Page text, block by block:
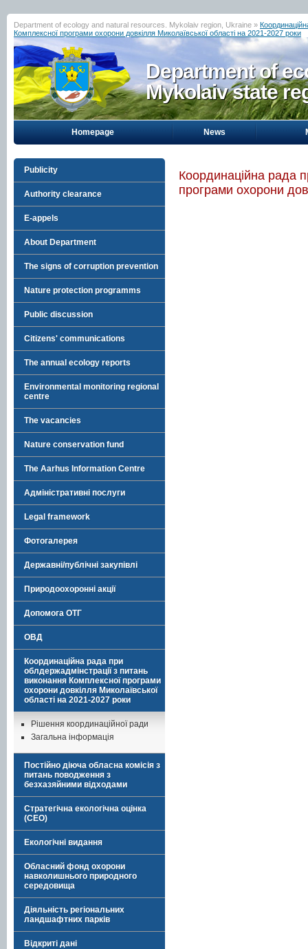
Department of ecology and natural resources. Mykolaiv region, Ukraine »
Комплексної програми охорони довкілля Миколаївської області на 2021-2027 роки
Department of
Mykolaiv state
Homepage News
Publicity
Authority clearance
E-appels
About Department
The signs of corruption prevention
Nature protection programms
Public discussion
Citizens' communications
The annual ecology reports
Environmental monitoring regional
centre
The vacancies
Nature conservation fund
The Aarhus Information Centre
Адміністративні послуги
Legal framework
Фотогалерея
Державні/публічні закупівлі
Природоохоронні акції
Допомога ОТГ
ОВД
Координаційна рада при
облдержадмінстрації з питань
виконання Комплексної програми
охорони довкілля Миколаївської
області на 2021-2027 роки
Рішення координаційної ради
Загальна інформація
Постійно діюча обласна комісія з
питань поводження з
безхазяйними відходами
Стратегічна екологічна оцінка
(СЕО)
Екологічні видання
Обласний фонд охорони
навколишнього природного
середовища
Діяльність регіональних
ландшафтних парків
Відкриті дані
Координаційна рада
програми охорони